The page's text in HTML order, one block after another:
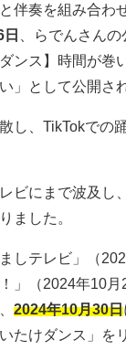
伴奏を組み合わ
、らでんさん
ンス】時間が巻
」として公開さ
し、TikTokでの
ビにまで波及し
ました。
しテレビ」（
」（2024年10月
2024年10月30日
たけダンス」を